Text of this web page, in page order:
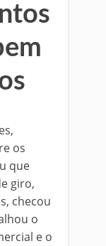
os
que
giro,
checou
o
e o